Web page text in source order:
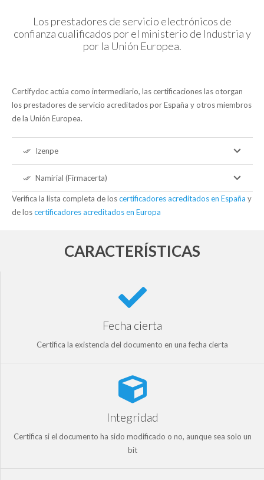
Los prestadores de servicio electrónicos de
confianza cualificados por el ministerio de Industria y
por la Unión Europea.
Certifydoc actúa como intermediario, las certificaciones las otorgan
los prestadores de servicio acreditados por España y otros miembros
de la Unión Europea.
done_all Izenpe
done_all Namirial (Firmacerta)
Verifica la lista completa de loscertificadores acreditados en España y
de loscertificadores acreditados en Europa
CARACTERÍSTICAS
Fecha cierta
Certifica la existencia del documento en una fecha cierta
Integridad
Certifica si el documento ha sido modificado o no, aunque sea solo un
bit